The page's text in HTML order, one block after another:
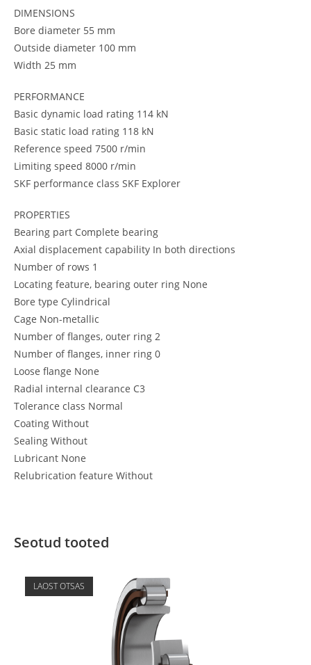
DIMENSIONS
Bore diameter 55 mm
Outside diameter 100 mm
Width 25 mm
PERFORMANCE
Basic dynamic load rating 114 kN
Basic static load rating 118 kN
Reference speed 7500 r/min
Limiting speed 8000 r/min
SKF performance class SKF Explorer
PROPERTIES
Bearing part Complete bearing
Axial displacement capability In both directions
Number of rows 1
Locating feature, bearing outer ring None
Bore type Cylindrical
Cage Non-metallic
Number of flanges, outer ring 2
Number of flanges, inner ring 0
Loose flange None
Radial internal clearance C3
Tolerance class Normal
Coating Without
Sealing Without
Lubricant None
Relubrication feature Without
Seotud tooted
LAOST OTSAS